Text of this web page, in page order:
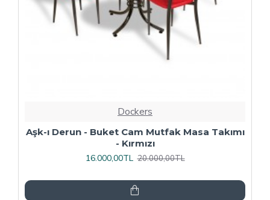
Dockers
Çipa Döküm Ayak - Play Polipropilen Masa
Takımı - 70x120 (Werzalit, Wermodin veya
Allzalit Tabla) - Afyon Mermer-Antrasit